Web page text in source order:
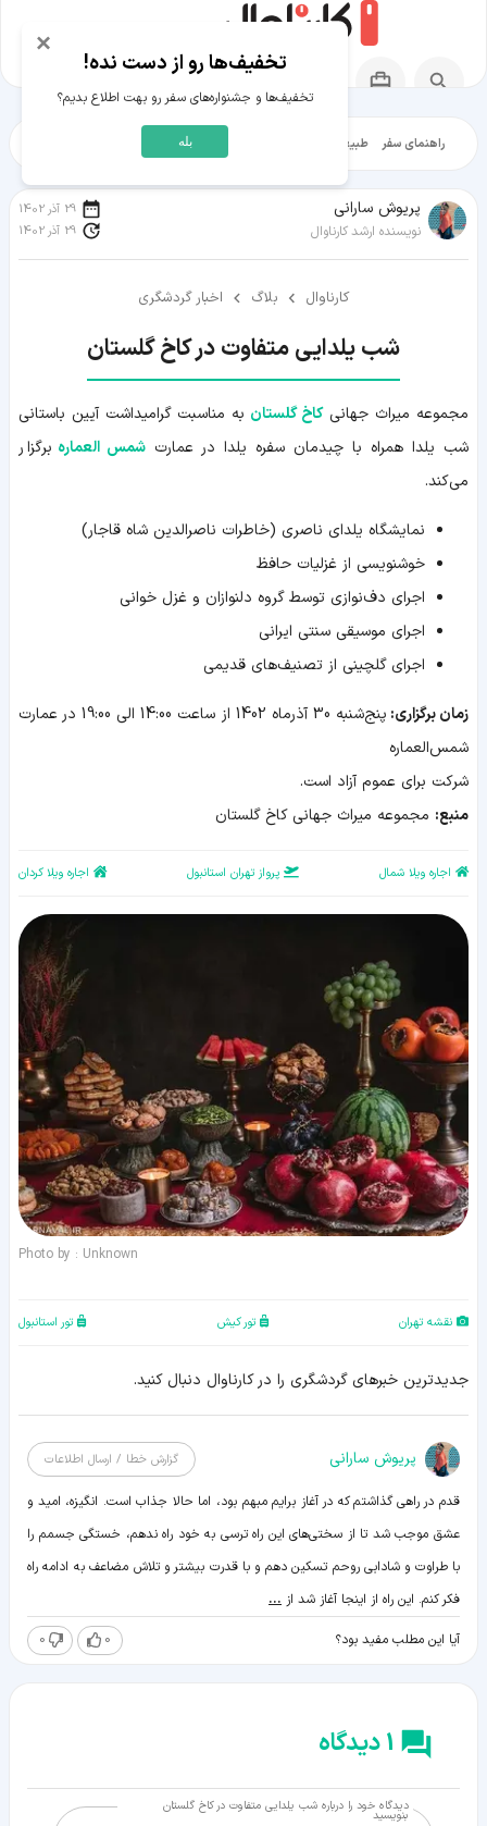
راهنمای سفر طبیعت‌گردی شهرگردی
پریوش سارانی
نویسنده ارشد کارناوال
29 آذر 1402
29 آذر 1402
کارناوال بلاگ اخبار گردشگری
شب یلدایی متفاوت در کاخ گلستان
مجموعه میراث جهانیکاخ گلستان به مناسبت گرامیداشت آیین باستانی
شب یلدا همراه با چیدمان سفره یلدا در عمارت شمس العماره برگزار
می‌کند.
نمایشگاه یلدای ناصری (خاطرات ناصرالدین شاه قاجار)
خوشنویسی از غزلیات حافظ
اجرای دف‌نوازی توسط گروه دلنوازان و غزل خوانی
اجرای موسیقی سنتی ایرانی
اجرای گلچینی از تصنیف‌های قدیمی
زمان برگزاری:
پنج‌شنبه 30 آذرماه 1402 از ساعت 14:00 الی 19:00 در عمارت
شمس‌العماره
شرکت برای عموم آزاد است.
منبع: مجموعه میراث جهانی کاخ گلستان
اجاره ویلا شمال پرواز تهران استانبول اجاره ویلا کردان
Photo by : Unknown
نقشه تهران تور کیش تور استانبول
جدیدترین خبرهای گردشگری را در کارناوال دنبال کنید.
پریوش سارانی گزارش خطا / ارسال اطلاعات
قدم در راهی گذاشتم که در آغاز برایم مبهم بود، اما حالا جذاب است. انگیزه، امید و
عشق موجب شد تا از سختی‌های این راه ترسی به خود راه ندهم، خستگی جسمم را
با طراوت و شادابی روحم تسکین دهم و با قدرت بیشتر و تلاش مضاعف به ادامه راه
فکر کنم. این راه از اینجا آغاز شد از ...
آیا این مطلب مفید بود؟ 0
0
1 دیدگاه
دیدگاه خود را درباره شب یلدایی متفاوت در کاخ گلستان
بنویسید
×
تخفیف‌ها رو از دست نده!
تخفیف‌ها و جشنواره‌های سفر رو بهت اطلاع بدیم؟
بله